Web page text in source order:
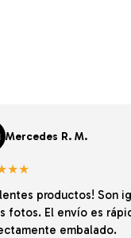
Mercedes R. M.
productos! Son
fotos. El envío es
embalado.